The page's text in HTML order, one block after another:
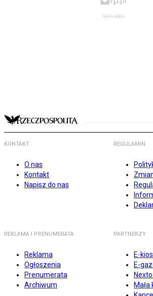
KONTAKT
O nas
Kontakt
Napisz do nas
REGULAMIN
REKLAMA I PRENUMERATA
Reklama
Ogłoszenia
Prenumerata
Archiwum
PARTNERZY
E-
E-